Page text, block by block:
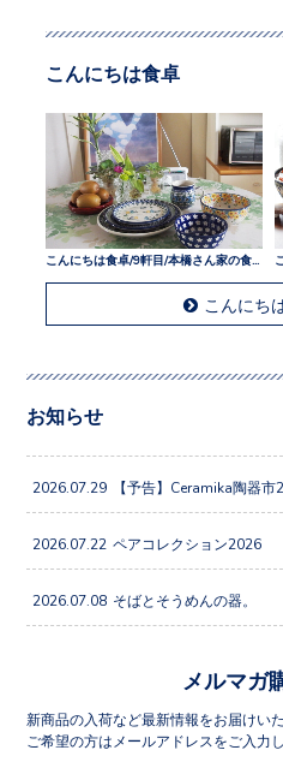
こんにちは食卓
こんにちは食卓/9軒目/本橋さん家の食卓
こんにち
お知らせ
2026.07.29 【予告】Ceramika陶器市
2026.07.22 ペアコレクション2026
2026.07.08 そばとそうめんの器。
メルマガ
新商品の入荷など最新情報をお届けいた
ご希望の方はメールアドレスをご入力